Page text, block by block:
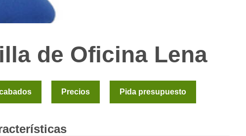
de Oficina Lena
Precios Pida presupuesto